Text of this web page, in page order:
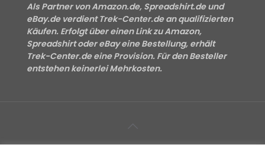
Als Partner von Amazon.de, Spreadshirt.de und
eBay.de verdient Trek-Center.de an qualifizierten
Käufen. Erfolgt über einen Link zu Amazon,
Spreadshirt oder eBay eine Bestellung, erhält
Trek-Center.de eine Provision. Für den Besteller
entstehen keinerlei Mehrkosten.